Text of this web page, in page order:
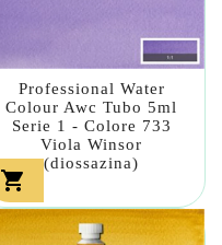
Professional Water
Colour Awc Tubo 5ml
Serie 1 - Colore 733
Viola Winsor
(diossazina)
